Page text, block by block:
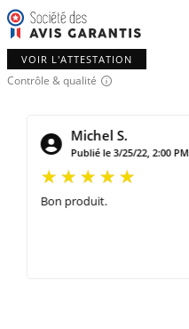
VOIR L'ATTESTATION
Contrôle & qualité
Michel S.
Publié le 3/25/22, 2:00 PM
Bon produit.